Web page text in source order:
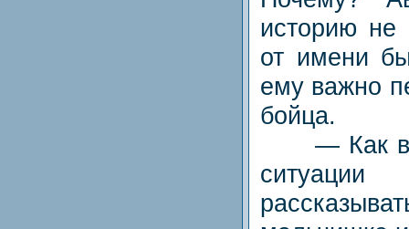
историю не
от имени
ему важно
бойца.
— Как вы